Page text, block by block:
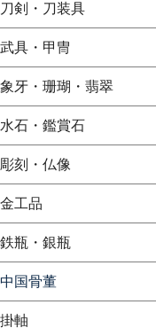
刀剣・刀装具
武具・甲冑
象牙・珊瑚・翡翠
水石・鑑賞石
彫刻・仏像
金工品
鉄瓶・銀瓶
中国骨董
掛軸